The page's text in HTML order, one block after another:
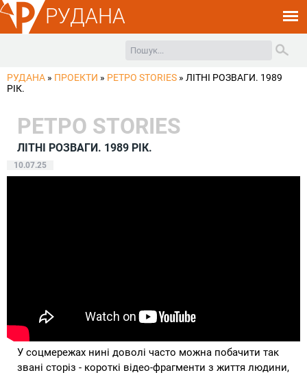
РУДАНА
РУДАНА » ПРОЕКТИ » РЕТРО STORIES » ЛIТНI РОЗВАГИ. 1989
РIК.
РЕТРО STORIES
ЛIТНI РОЗВАГИ. 1989 РIК.
10.07.25
У соцмережах нині доволі часто можна побачити так
звані сторіз - короткі відео-фрагменти з життя людини,